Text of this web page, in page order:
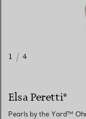
1 / 4
Elsa Peretti®
Pearls by the Yard™